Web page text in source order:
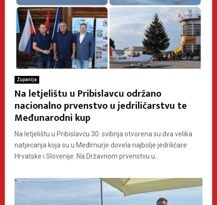
Županija
Na letjelištu u Pribislavcu održano
nacionalno prvenstvo u jedriličarstvu te
Međunarodni kup
Na letjelištu u Pribislavcu 30. svibnja otvorena su dva velika
natjecanja koja su u Međimurje dovela najbolje jedriličare
Hrvatske i Slovenije. Na Državnom prvenstvu u...